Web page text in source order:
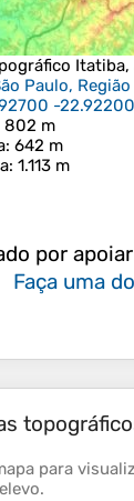
Itatiba
Paulo,
-
802 m
: 642 m
: 1.113 m
por
Faça uma
para
.